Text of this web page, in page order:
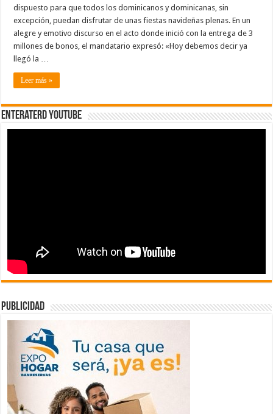
dispuesto para que todos los dominicanos y dominicanas, sin
excepción, puedan disfrutar de unas fiestas navideñas plenas. En un
alegre y emotivo discurso en el acto donde inició con la entrega de 3
millones de bonos, el mandatario expresó: «Hoy debemos decir ya
llegó la …
Leer más »
EnterateRD YOUTUBE
publicidad